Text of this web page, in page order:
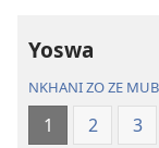
Yoswa
NKHANI ZO ZE
1 2 3